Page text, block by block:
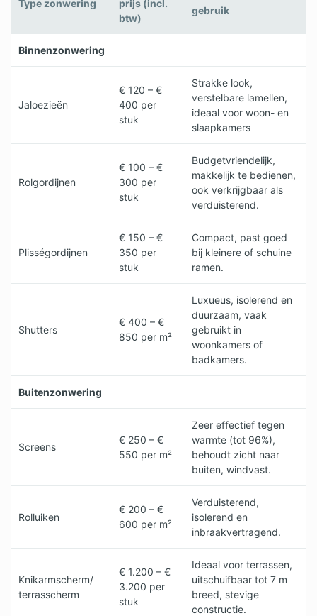
Type zonwering
prijs (incl.
btw)
gebruik
Binnenzonwering
Jaloezieën
€ 120 – €
400 per
stuk
Strakke look,
verstelbare lamellen,
ideaal voor woon- en
slaapkamers
Rolgordijnen
€ 100 – €
300 per
stuk
Budgetvriendelijk,
makkelijk te bedienen,
ook verkrijgbaar als
verduisterend.
Plisségordijnen
€ 150 – €
350 per
stuk
Compact, past goed
bij kleinere of schuine
ramen.
Shutters
€ 400 – €
850 per m²
Luxueus, isolerend en
duurzaam, vaak
gebruikt in
woonkamers of
badkamers.
Buitenzonwering
Screens
€ 250 – €
550 per m²
Zeer effectief tegen
warmte (tot 96%),
behoudt zicht naar
buiten, windvast.
Rolluiken
€ 200 – €
600 per m²
Verduisterend,
isolerend en
inbraakvertragend.
Knikarmscherm/
terrasscherm
€ 1.200 – €
3.200 per
stuk
Ideaal voor terrassen,
uitschuifbaar tot 7 m
breed, stevige
constructie.